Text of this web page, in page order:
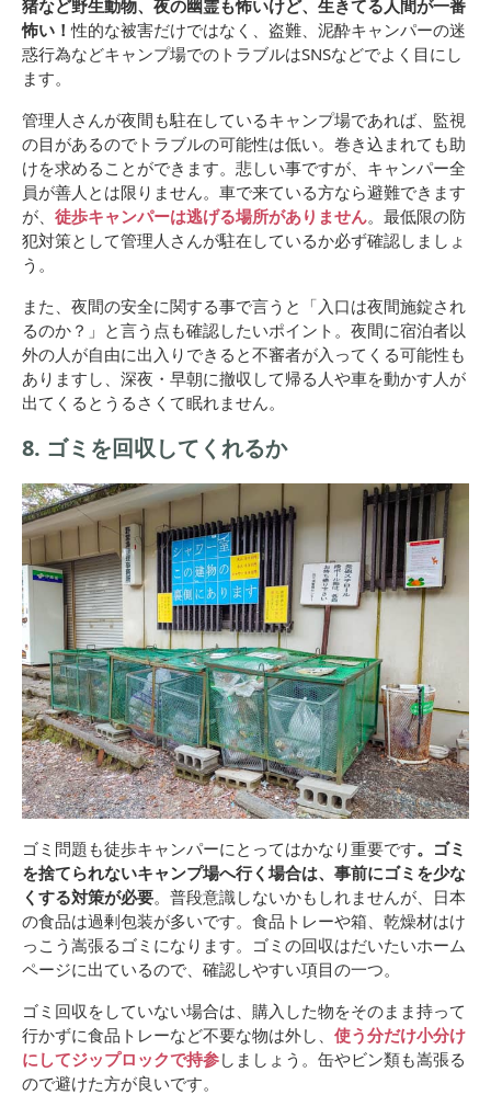
猪など野生動物、夜の幽霊も怖いけど、生きてる人間が一番
怖い！性的な被害だけではなく、盗難、泥酔キャンパーの迷
惑行為などキャンプ場でのトラブルはSNSなどでよく目にし
ます。
管理人さんが夜間も駐在しているキャンプ場であれば、監視
の目があるのでトラブルの可能性は低い。巻き込まれても助
けを求めることができます。悲しい事ですが、キャンパー全
員が善人とは限りません。車で来ている方なら避難できます
が、 徒歩キャンパーは逃げる場所がありません。最低限の防
犯対策として管理人さんが駐在しているか必ず確認しましょ
う。
また、夜間の安全に関する事で言うと「入口は夜間施錠され
るのか？」と言う点も確認したいポイント。夜間に宿泊者以
外の人が自由に出入りできると不審者が入ってくる可能性も
ありますし、深夜・早朝に撤収して帰る人や車を動かす人が
出てくるとうるさくて眠れません。
8. ゴミを回収してくれるか
ゴミ問題も徒歩キャンパーにとってはかなり重要です。ゴミ
を捨てられないキャンプ場へ行く場合は、 事前にゴミを少な
くする対策が必要。普段意識しないかもしれませんが、日本
の食品は過剰包装が多いです。食品トレーや箱、乾燥材はけ
っこう嵩張るゴミになります。ゴミの回収はだいたいホーム
ページに出ているので、確認しやすい項目の一つ。
ゴミ回収をしていない場合は、購入した物をそのまま持って
行かずに食品トレーなど不要な物は外し、 使う分だけ小分け
にしてジップロックで持参しましょう。缶やビン類も嵩張る
ので避けた方が良いです。